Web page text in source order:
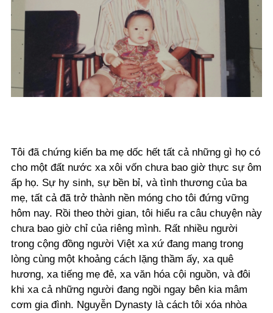
Tôi đã chứng kiến ba mẹ dốc hết tất cả những gì họ có
cho một đất nước xa xôi vốn chưa bao giờ thực sự ôm
ấp họ. Sự hy sinh, sự bền bỉ, và tình thương của ba
mẹ, tất cả đã trở thành nền móng cho tôi đứng vững
hôm nay. Rồi theo thời gian, tôi hiểu ra câu chuyện này
chưa bao giờ chỉ của riêng mình. Rất nhiều người
trong cộng đồng người Việt xa xứ đang mang trong
lòng cùng một khoảng cách lặng thầm ấy, xa quê
hương, xa tiếng mẹ đẻ, xa văn hóa cội nguồn, và đôi
khi xa cả những người đang ngồi ngay bên kia mâm
cơm gia đình. Nguyễn Dynasty là cách tôi xóa nhòa